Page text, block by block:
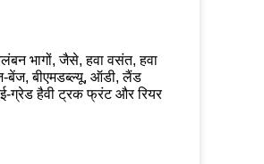
भागों, जैसे, हवा वसंत, हवा
बेंज, बीएमडब्ल्यू, ऑडी, लैंड
ग्रेड हैवी ट्रक फ्रंट और रियर